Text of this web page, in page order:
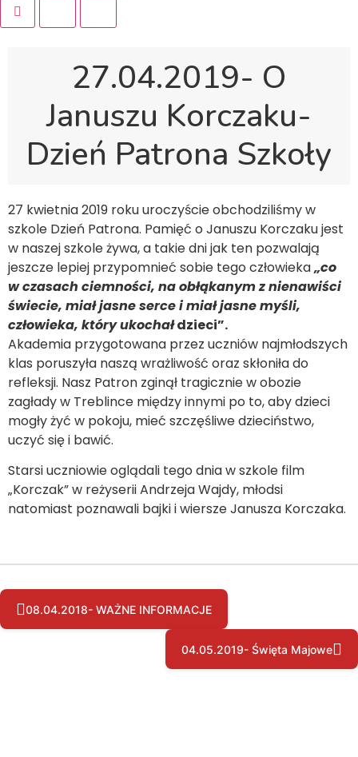
27.04.2019- O
Januszu Korczaku-
Dzień Patrona Szkoły
27 kwietnia 2019 roku uroczyście obchodziliśmy w
szkole Dzień Patrona. Pamięć o Januszu Korczaku jest
w naszej szkole żywa, a takie dni jak ten pozwalają
jeszcze lepiej przypomnieć sobie tego człowieka„co
w czasach ciemności, na obłąkanym z nienawiści
świecie, miał jasne serce i miał jasne myśli,
człowieka, który ukochałdzieci”.
Akademia przygotowana przez uczniów najmłodszych
klas poruszyła naszą wrażliwość oraz skłoniła do
refleksji. Nasz Patron zginął tragicznie w obozie
zagłady w Treblince między innymi po to, aby dzieci
mogły żyć w pokoju, mieć szczęśliwe dzieciństwo,
uczyć się i bawić.
Starsi uczniowie oglądali tego dnia w szkole film
„Korczak” w reżyserii Andrzeja Wajdy, młodsi
natomiast poznawali bajki i wiersze Janusza Korczaka.
08.04.2018- WAŻNE INFORMACJE
04.05.2019- Święta Majowe